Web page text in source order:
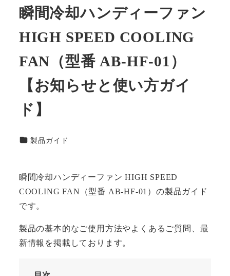
瞬間冷却ハンディーファン
HIGH SPEED COOLING
FAN（型番 AB-HF-01）
【お知らせと使い方ガイ
ド】
カテゴリー
製品ガイド
瞬間冷却ハンディーファン HIGH SPEED
COOLING FAN（型番 AB-HF-01）の製品ガイド
です。
製品の基本的なご使用方法やよくあるご質問、最
新情報を掲載しております。